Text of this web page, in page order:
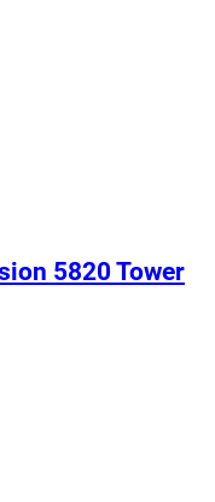
5820 Tower